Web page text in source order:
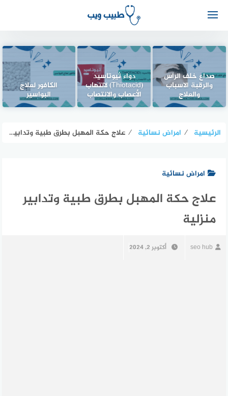
صداع خلف الراس
والرقبة الاسباب
والعلاج
دواء ثيوتاسيد
(Thiotacid) لالتهاب
الأعصاب والانتصاب
الكافور لعلاج
البواسير
الرئيسية ⁄ امراض نسائية ⁄ علاج حكة المهبل بطرق طبية وتدابير منزلية
امراض نسائية
علاج حكة المهبل بطرق طبية وتدابير
منزلية
seo hub أكتوبر 2, 2024